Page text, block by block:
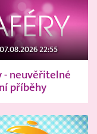
07.08.2026 22:55
- neuvěřitelné
příběhy